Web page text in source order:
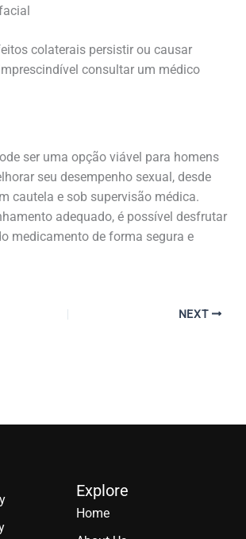
colaterais persistir ou causar
consultar um médico
ser uma opção viável para homens
seu desempenho sexual, desde
cautela e sob supervisão médica.
adequado, é possível desfrutar
medicamento de forma segura e
NEXT
Explore
Home